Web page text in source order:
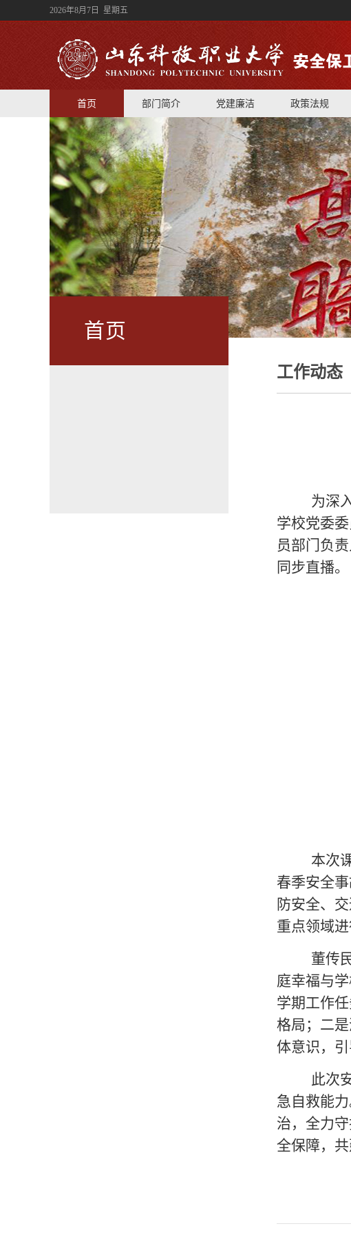
2026年8月7日 星期五
首页 部门简介 党建廉洁 政策法规
首页
工作动态
为深
学校党委
员部门负
同步直播。
本次
春季安全
防安全、
重点领域进
董传
庭幸福与
学期工作
格局；二
体意识，
此次
急自救能
治，全力
全保障，